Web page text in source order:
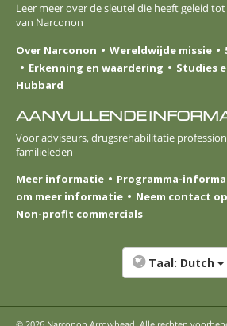
Leer meer over de sleutel die heeft geleid
van Narconon
Over Narconon
Wereldwijde missie
Erkenning en waardering
Studies
Hubbard
AANVULLENDE
Voor adviseurs, drugsrehabilitatie
familieleden
Meer informatie
Programma-
om meer informatie
Neem contact
Non-profit commercials
Taal: Dutch